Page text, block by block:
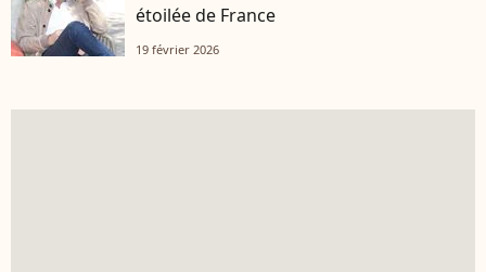
étoilée de France
19 février 2026